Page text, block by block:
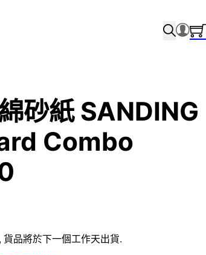
砂紙 SANDING
Combo
品將於下一個工作天出貨.